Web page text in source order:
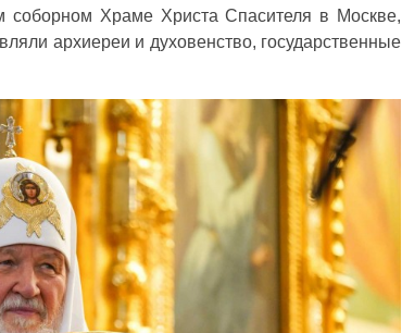
соборном Храме Христа Спасителя в Москве,
архиереи и духовенство, государственные